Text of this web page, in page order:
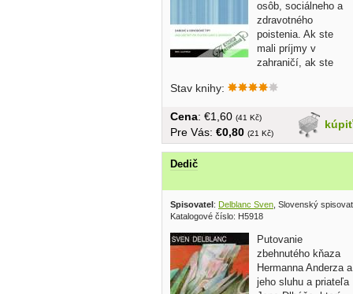
osôb, sociálneho a
zdravotného
poistenia. Ak ste
mali príjmy v
zahraničí, ak ste
Stav knihy:
kúpiť
Cena: €1,60 (41 Kč)
Pre Vás: €0,80 (21 Kč)
Dedič
Spisovatel: Delblanc Sven , Slovenský
Katalogové číslo: H5918
Putovanie
zbehnutého kňaza
Hermanna Anderza a
jeho sluhu a priateľa